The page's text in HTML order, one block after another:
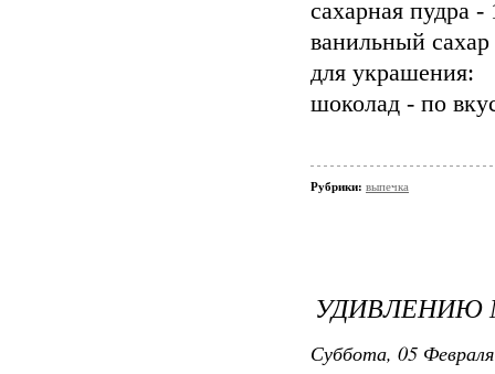
сахарная пудра -
ванильный
для украшения:
шоколад - по
Рубрики: выпечка
УДИВЛЕНИЮ
Суббота, 05